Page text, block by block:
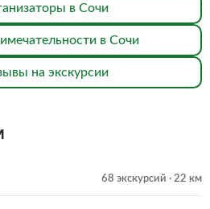
в Сочи
в Сочи
на экскурсии
68 экскурсий · 22 км